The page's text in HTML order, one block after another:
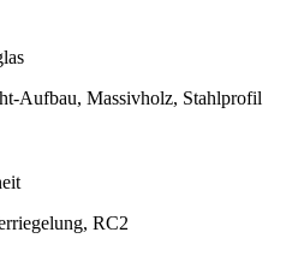
Aufbau, Massivholz, Stahlprofil
RC2